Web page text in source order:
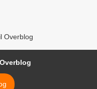
Overblog